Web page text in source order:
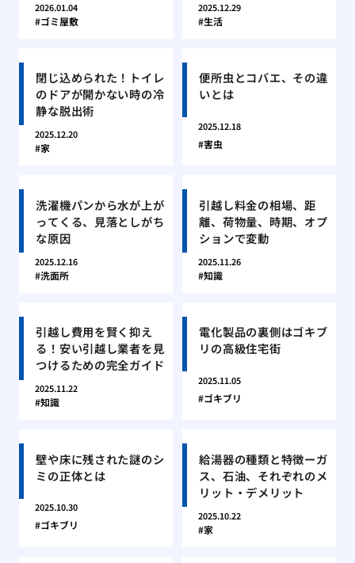
2026.01.04
ゴミ屋敷
2025.12.29
生活
閉じ込められた！トイレ
のドアが開かない時の冷
静な脱出術
2025.12.20
家
便所虫とコバエ、その違
いとは
2025.12.18
害虫
洗濯機パンから水が上が
ってくる、見落としがち
な原因
2025.12.16
洗面所
引越し料金の相場、距
離、荷物量、時期、オプ
ションで変動
2025.11.26
知識
引越し費用を賢く抑え
る！安い引越し業者を見
つけるための完全ガイド
2025.11.22
知識
電化製品の裏側はゴキブ
リの高級住宅街
2025.11.05
ゴキブリ
壁や床に残された謎のシ
ミの正体とは
2025.10.30
ゴキブリ
給湯器の種類と特徴ーガ
ス、石油、それぞれのメ
リット・デメリット
2025.10.22
家